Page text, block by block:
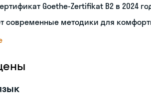
Goethe-Zertifikat B2 в 2024
современные методики для